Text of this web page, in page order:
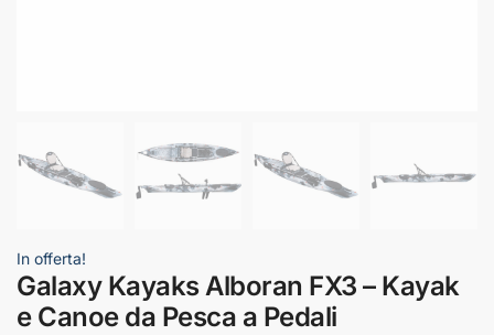
In offerta!
Galaxy Kayaks Alboran FX3 – Kayak
e Canoe da Pesca a Pedali